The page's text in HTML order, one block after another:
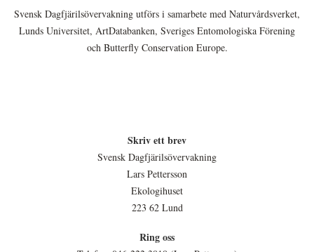
Svensk Dagfjärilsövervakning utförs i samarbete med Naturvårdsverket,
Lunds Universitet, ArtDatabanken, Sveriges Entomologiska Förening
och Butterfly Conservation Europe.
Skriv ett brev
Svensk Dagfjärilsövervakning
Lars Pettersson
Ekologihuset
223 62 Lund
Ring oss